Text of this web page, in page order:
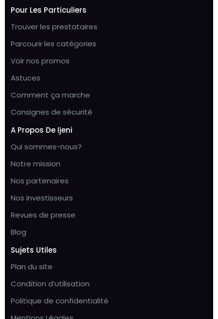
Pour Les Particuliers
Trouver les prestataires
Parcourir les catégories
Voir nos promos
Astuces
Comment ça marche
Consignes de sécurité
A Propos De Ijeni
Qui sommes-nous?
Notre mission
Nos partenaires
Nos investisseurs
Revues de presse
Blog
Sujets Utiles
Plan du site
Condition d’utilisation
Politique de confidentialité